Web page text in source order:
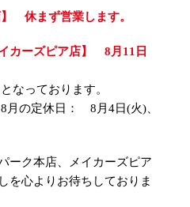
】 休まず営業します。
カーズピア店】 8月11日
っております。
の定休日： 8月4日(火)、
ーク本店、メイカーズピア
を心よりお待ちしておりま